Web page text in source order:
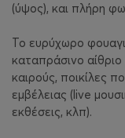
(ύψος), και πλήρη
Το ευρύχωρο
καταπράσινο
καιρούς, ποικίλες
εμβέλειας (live
εκθέσεις, κλπ).